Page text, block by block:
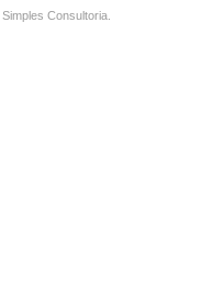
Simples Consultoria